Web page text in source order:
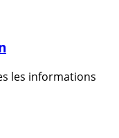
les informations